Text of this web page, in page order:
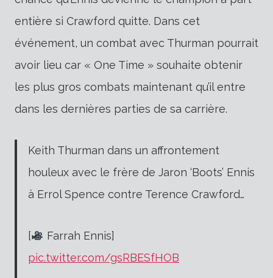
entière si Crawford quitte. Dans cet
événement, un combat avec Thurman pourrait
avoir lieu car « One Time » souhaite obtenir
les plus gros combats maintenant qu’il entre
dans les dernières parties de sa carrière.
Keith Thurman dans un affrontement
houleux avec le frère de Jaron ‘Boots’ Ennis
à Errol Spence contre Terence Crawford…
[
Farrah Ennis]
pic.twitter.com/gsRBESfHOB